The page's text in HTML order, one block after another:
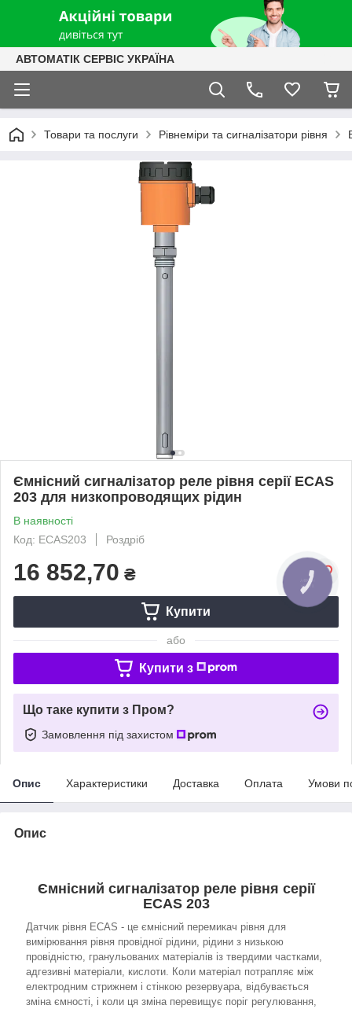
АВТОМАТІК СЕРВІС УКРАЇНА
Товари та послуги Рівнеміри та сигналізатори рівня
Ємнісний сигналізатор реле рівня серії ECAS
203 для низкопроводящих рідин
В наявності
Код: ECAS203
Роздріб
16 852,70 ₴
Купити
або
Купити з
Що таке купити з Пром?
Замовлення під захистом
Опис Характеристики Доставка Оплата Умови
Опис
Ємнісний сигналізатор реле рівня серії
ECAS 203
Датчик рівня ECAS - це ємнісний перемикач рівня для
вимірювання рівня провідної рідини, рідини з низькою
провідністю, гранульованих матеріалів із твердими частками,
адгезивні матеріали, кислоти. Коли матеріал потрапляє між
електродним стрижнем і стінкою резервуара, відбувається
зміна ємності, і коли ця зміна перевищує поріг регулювання,